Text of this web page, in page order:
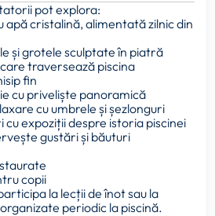
pot explora:
apă cristalină, alimentată zilnic din
și grotele sculptate în piatră
traversează piscina
fin
cu priveliște panoramică
cu umbrele și șezlonguri
expoziții despre istoria piscinei
gustări și băuturi
copii
la lecții de înot sau la
periodic la piscină.